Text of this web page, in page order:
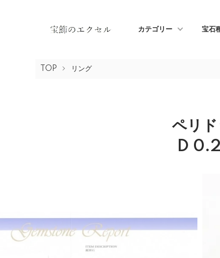
カテゴリー 宝石
TOP リング
ペリ
D